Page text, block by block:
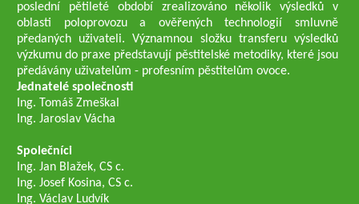
poslední pětileté období zrealizováno několik výsledků v
oblasti poloprovozu a ověřených technologií smluvně
předaných uživateli. Významnou složku transferu výsledků
výzkumu do praxe představují pěstitelské metodiky, které jsou
předávány uživatelům - profesním pěstitelům ovoce.
Jednatelé společnosti
Ing. Tomáš Zmeškal
Ing. Jaroslav Vácha
Společníci
Ing. Jan Blažek, CS c.
Ing. Josef Kosina, CS c.
Ing. Václav Ludvík